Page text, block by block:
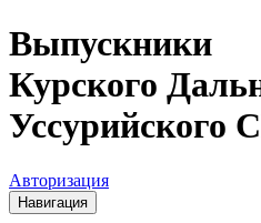
Выпускники
Курского
Уссурийского
Авторизация
Навигация